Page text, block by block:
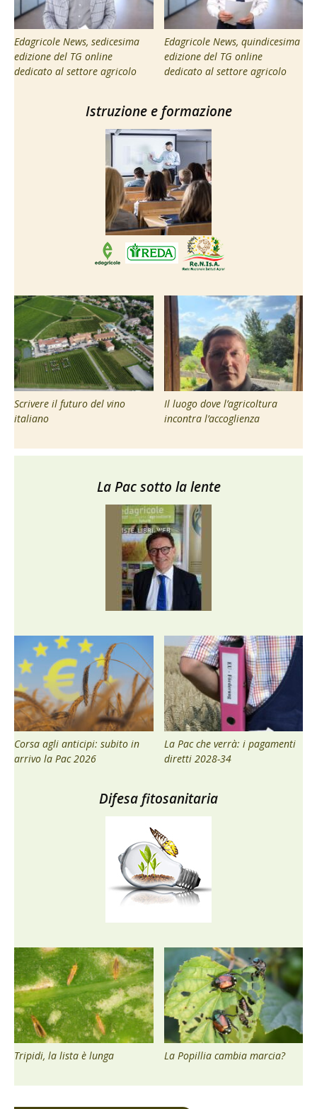
Edagricole News, sedicesima
edizione del TG online
dedicato al settore agricolo
Edagricole News, quindicesima
edizione del TG online
dedicato al settore agricolo
Istruzione e formazione
Scrivere il futuro del vino
italiano
Il luogo dove l’agricoltura
incontra l’accoglienza
La Pac sotto la lente
Corsa agli anticipi: subito in
arrivo la Pac 2026
La Pac che verrà: i pagamenti
diretti 2028-34
Difesa fitosanitaria
Tripidi, la lista è lunga La Popillia cambia marcia?